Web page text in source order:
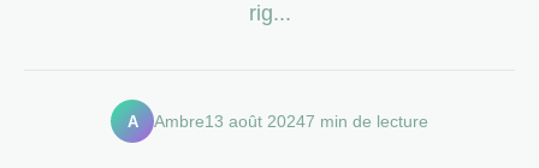
rig...
A Ambre13 août 20247 min de lecture